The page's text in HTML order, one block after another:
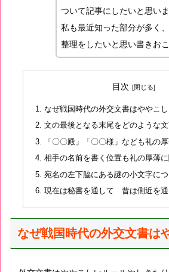
ついて記事にしたいと思いま
私も最近知った部分が多く
整理をしたいと思い書きおこ
目次
なぜ戦国時代の外交文書はややこ
文の最後となる末尾をどのような
「〇〇殿」「〇〇様」なども礼の
相手の名前を書く位置も礼の厚薄
宛名の左下脇にある謎の小文字に
現在は秘書を通して 昔は側近を通
なぜ戦国時代の外交文書は